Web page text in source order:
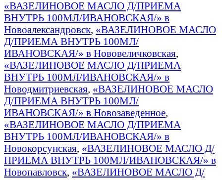
«ВАЗЕЛИНОВОЕ МАСЛО Д/ПРИЕМА
ВНУТРЬ 100МЛ/ИВАНОВСКАЯ/» в
Новоалександровск, «ВАЗЕЛИНОВОЕ МАСЛО
Д/ПРИЕМА ВНУТРЬ 100МЛ/
ИВАНОВСКАЯ/» в Нововеличковская,
«ВАЗЕЛИНОВОЕ МАСЛО Д/ПРИЕМА
ВНУТРЬ 100МЛ/ИВАНОВСКАЯ/» в
Новодмитриевская, «ВАЗЕЛИНОВОЕ МАСЛО
Д/ПРИЕМА ВНУТРЬ 100МЛ/
ИВАНОВСКАЯ/» в Новозаведенное,
«ВАЗЕЛИНОВОЕ МАСЛО Д/ПРИЕМА
ВНУТРЬ 100МЛ/ИВАНОВСКАЯ/» в
Новокорсунская, «ВАЗЕЛИНОВОЕ МАСЛО Д/
ПРИЕМА ВНУТРЬ 100МЛ/ИВАНОВСКАЯ/» в
Новопавловск, «ВАЗЕЛИНОВОЕ МАСЛО Д/